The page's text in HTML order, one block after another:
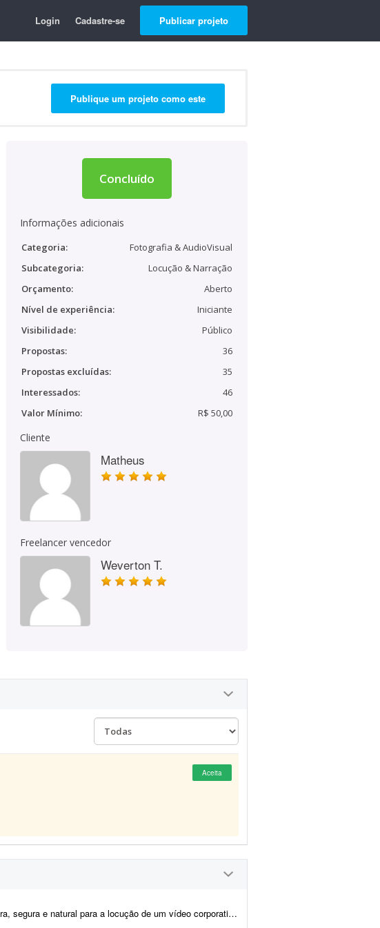
Login Cadastre-se Publicar projeto
Publique um projeto como este
Concluído
Informações adicionais
Categoria:
Fotografia & AudioVisual
Subcategoria:
Locução & Narração
Orçamento:
Aberto
Nível de experiência:
Iniciante
Visibilidade:
Público
Propostas:
36
Propostas excluídas:
35
Interessados:
46
Valor Mínimo:
R$ 50,00
Cliente
Matheus
Freelancer vencedor
Weverton T.
Aceita
de um vídeo corporativo de aproximadamente 7 a 10 minutos. O roteiro será fornec...